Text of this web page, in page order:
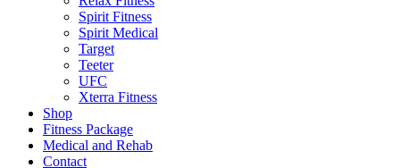
Spirit Fitness
Spirit Medical
Target
Teeter
UFC
Xterra Fitness
Shop
Fitness Package
Medical and Rehab
Contact